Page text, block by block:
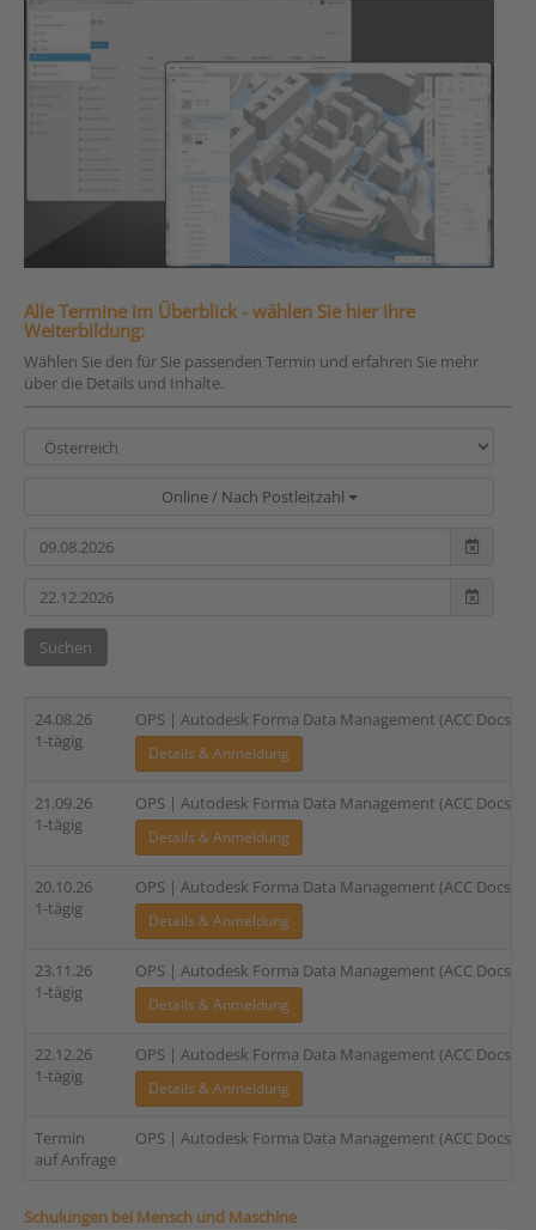
Alle Termine im Überblick - wählen Sie hier Ihre
Weiterbildung:
Wählen Sie den für Sie passenden Termin und erfahren Sie mehr
über die Details und Inhalte.
Online / Nach Postleitzahl
Suchen
24.08.26
1-tägig
OPS | Autodesk Forma Data Management (ACC Docs)
Details & Anmeldung
21.09.26
1-tägig
OPS | Autodesk Forma Data Management (ACC Docs)
Details & Anmeldung
20.10.26
1-tägig
OPS | Autodesk Forma Data Management (ACC Docs)
Details & Anmeldung
23.11.26
1-tägig
OPS | Autodesk Forma Data Management (ACC Docs)
Details & Anmeldung
22.12.26
1-tägig
OPS | Autodesk Forma Data Management (ACC Docs)
Details & Anmeldung
Termin
auf Anfrage
OPS | Autodesk Forma Data Management (ACC Docs)
Schulungen bei Mensch und Maschine